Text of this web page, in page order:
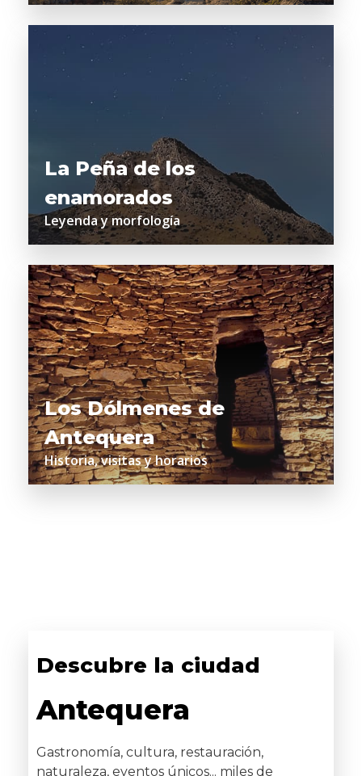
La Peña de los
enamorados
Leyenda y morfología
Los Dólmenes de
Antequera
Historia, visitas y horarios
Descubre la ciudad
Antequera
Gastronomía, cultura, restauración,
naturaleza, eventos únicos... miles de